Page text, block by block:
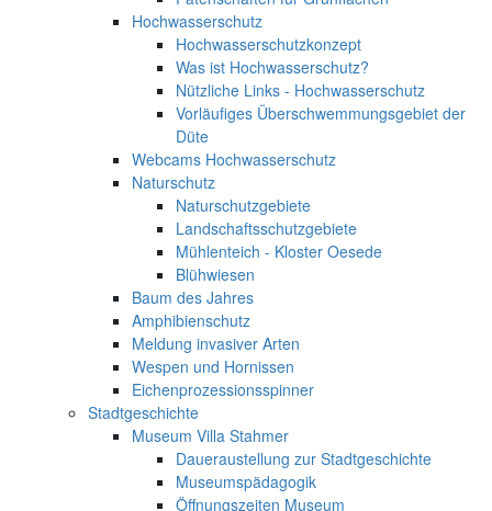
Hochwasserschutz
Hochwasserschutzkonzept
Was ist Hochwasserschutz?
Nützliche Links - Hochwasserschutz
Vorläufiges Überschwemmungsgebiet der
Düte
Webcams Hochwasserschutz
Naturschutz
Naturschutzgebiete
Landschaftsschutzgebiete
Mühlenteich - Kloster Oesede
Blühwiesen
Baum des Jahres
Amphibienschutz
Meldung invasiver Arten
Wespen und Hornissen
Eichenprozessionsspinner
Stadtgeschichte
Museum Villa Stahmer
Daueraustellung zur Stadtgeschichte
Museumspädagogik
Öffnungszeiten Museum